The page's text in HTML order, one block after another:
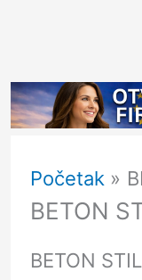
Početak
BETON
BETON